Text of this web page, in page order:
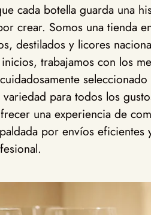
cada botella guarda una
crear. Somos una tienda
destilados y licores
trabajamos con los
para todos los
una experiencia de
por envíos eficientes